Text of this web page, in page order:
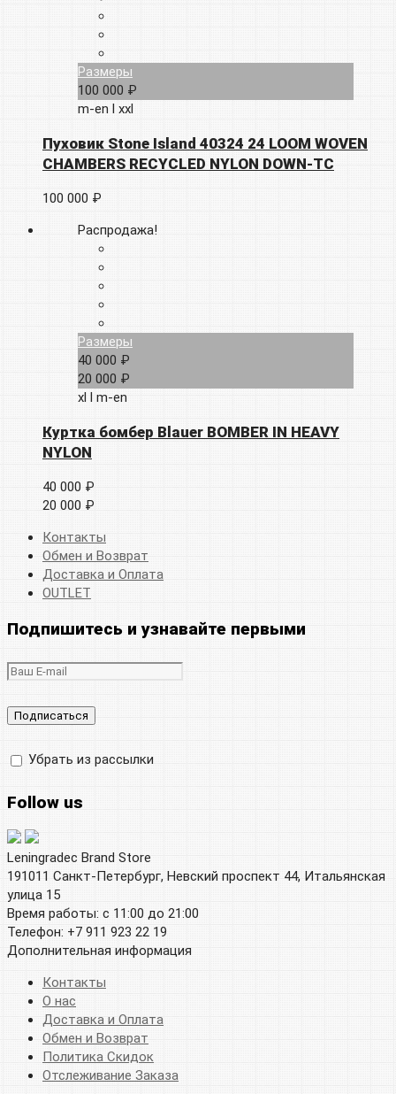
Размеры
100 000 ₽
m-en l xxl
Пуховик Stone Island 40324 24 LOOM WOVEN
CHAMBERS RECYCLED NYLON DOWN-TC
100 000 ₽
Распродажа!
Размеры
40 000 ₽
20 000 ₽
xl l m-en
Куртка бомбер Blauer BOMBER IN HEAVY
NYLON
40 000 ₽
20 000 ₽
Контакты
Обмен и Возврат
Доставка и Оплата
OUTLET
Подпишитесь и узнавайте первыми
Убрать из рассылки
Follow us
Leningradec Brand Store
191011 Санкт-Петербург, Невский проспект 44, Итальянская
улица 15
Время работы: с 11:00 до 21:00
Телефон: +7 911 923 22 19
Дополнительная информация
Контакты
О нас
Доставка и Оплата
Обмен и Возврат
Политика Скидок
Отслеживание Заказа